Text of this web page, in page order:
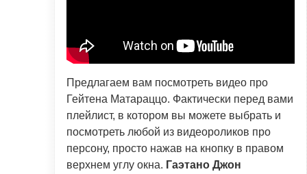
Предлагаем вам посмотреть видео про
Гейтена Матараццо. Фактически перед вами
плейлист, в котором вы можете выбрать и
посмотреть любой из видеороликов про
персону, просто нажав на кнопку в правом
верхнем углу окна. Гаэтано Джон